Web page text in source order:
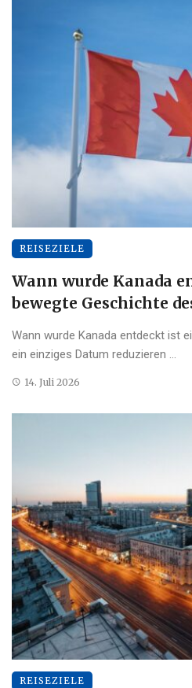
REISEZIELE
Wann wurde Kanada
bewegte Geschichte
Wann wurde Kanada entdeckt ist
ein einziges Datum reduzieren ...
14. Juli 2026
REISEZIELE